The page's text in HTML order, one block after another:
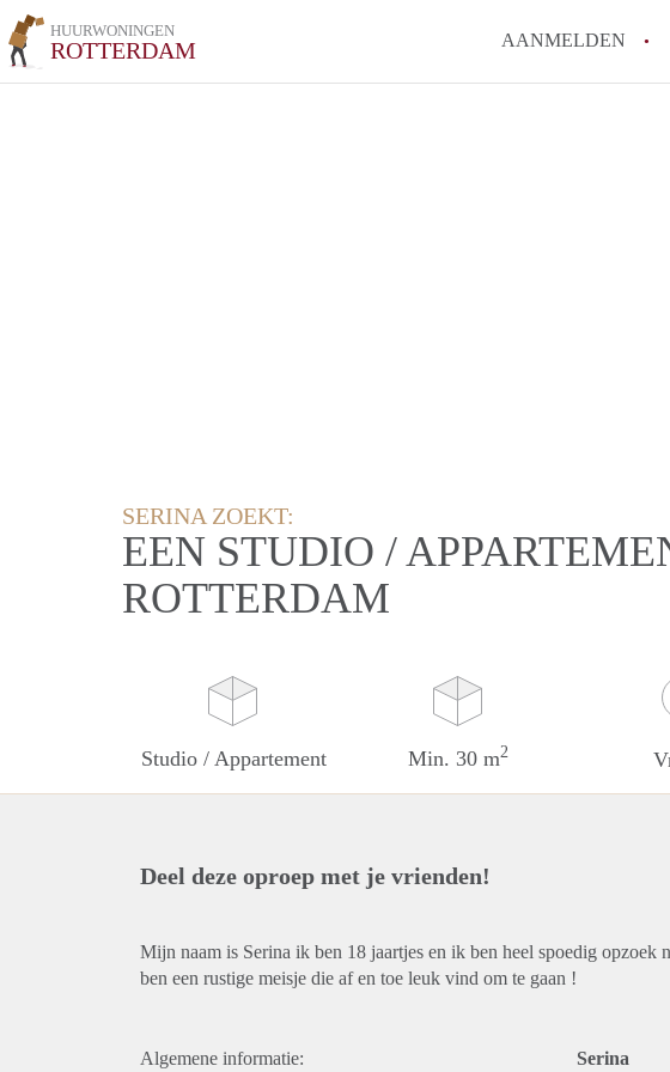
HUURWONINGEN
ROTTERDAM AANMELDEN
SERINA ZOEKT:
EEN STUDIO /
ROTTERDAM
Studio / Appartement Min. 30 m2
Deel deze oproep met je vrienden!
Mijn naam is Serina ik ben 18 jaartjes en ik ben heel spoedig
ben een rustige meisje die af en toe leuk vind om te gaan !
Algemene informatie: Serina